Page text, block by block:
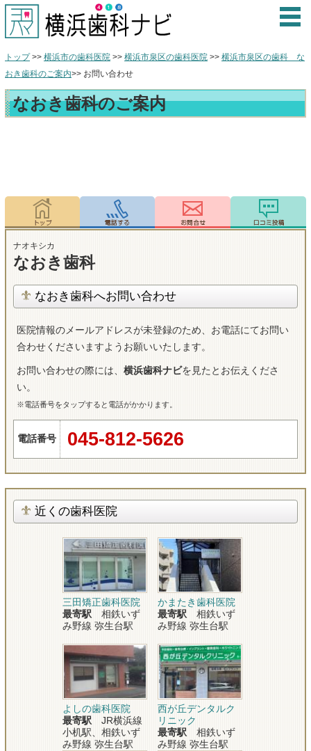
トップ>> 横浜市の歯科医院 >> 横浜市泉区の歯科医院 >> 横浜市泉区の歯科 な
おき歯科のご案内>> お問い合わせ
なおき歯科のご案内
ナオキシカ
なおき歯科
なおき歯科へお問い合わせ
医院情報のメールアドレスが未登録のため、お電話にてお問い
合わせくださいますようお願いいたします。
お問い合わせの際には、 横浜歯科ナビを見たとお伝えくださ
い。
※電話番号をタップすると電話がかかります。
電話番号 045-812-5626
近くの歯科医院
三田矯正歯科医院
最寄駅 相鉄いず
み野線 弥生台駅
かまたき歯科医院
最寄駅 相鉄いず
み野線 弥生台駅
よしの歯科医院
最寄駅 JR横浜線
小机駅、相鉄いず
み野線 弥生台駅
西が丘デンタルク
リニック
最寄駅 相鉄いず
み野線 弥生台駅